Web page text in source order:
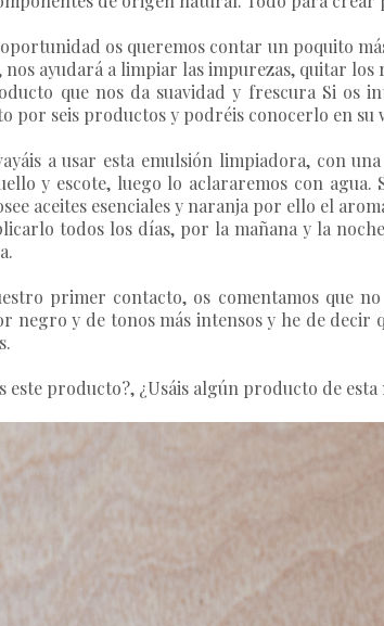
oportunidad os queremos contar un poquito
nos ayudará a limpiar las impurezas, quitar
que nos da suavidad y frescura Si os
por seis productos y podréis conocerlo en su
a usar esta emulsión limpiadora, con
y escote, luego lo aclararemos con
aceites esenciales y naranja por ello el
todos los días, por la mañana y la
primer contacto, os comentamos que
negro y de tonos más intensos y he de decir
este producto?, ¿Usáis algún producto de